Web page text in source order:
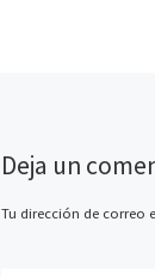
Deja un
Tu dirección de correo